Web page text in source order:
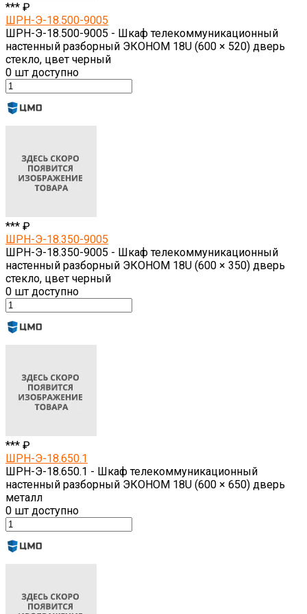
*** ₽
ШРН-Э-18.500-9005
ШРН-Э-18.500-9005 - Шкаф телекоммуникационный
настенный разборный ЭКОНОМ 18U (600 × 520) дверь
стекло, цвет черный
0 шт доступно
*** ₽
ШРН-Э-18.350-9005
ШРН-Э-18.350-9005 - Шкаф телекоммуникационный
настенный разборный ЭКОНОМ 18U (600 × 350) дверь
стекло, цвет черный
0 шт доступно
*** ₽
ШРН-Э-18.650.1
ШРН-Э-18.650.1 - Шкаф телекоммуникационный
настенный разборный ЭКОНОМ 18U (600 × 650) дверь
металл
0 шт доступно